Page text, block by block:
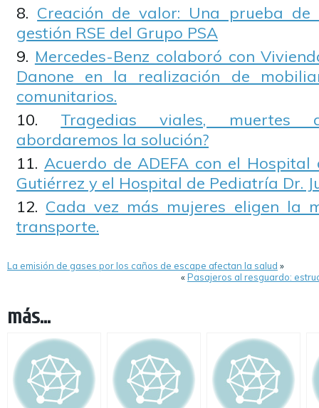
Creación de valor: Una prueba
gestión RSE del Grupo PSA
Mercedes-Benz colaboró con
Danone en la realización de
comunitarios.
Tragedias viales, muertes
abordaremos la solución?
Acuerdo de ADEFA con el
Gutiérrez y el Hospital de Pediatría Dr.
Cada vez más mujeres eligen la
transporte.
La emisión de gases por los caños de escape afectan la salud »
«Pasajeros al resguardo:
más...